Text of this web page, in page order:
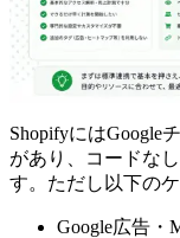
ShopifyにはGoogle
があり、コードな
す。ただし以下の
Google広告・